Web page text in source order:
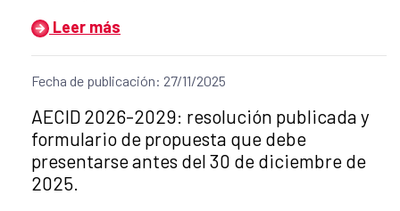
Leer más
Fecha de publicación: 27/11/2025
Título del anuncio:
AECID 2026-2029: resolución publicada y
formulario de propuesta que debe
presentarse antes del 30 de diciembre de
2025.